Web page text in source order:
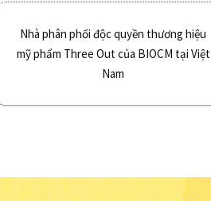
Nhà phân phối độc quyền thương hiệu
mỹ phẩm Three Out của BIOCM tại Việt
Nam